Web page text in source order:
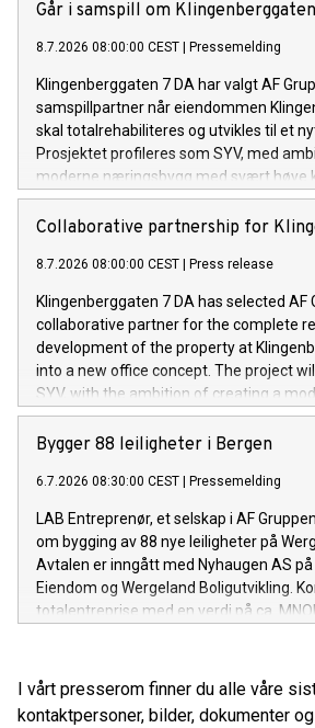
timeframe.
Går i samspill om
8.7.2026 08:00:00 CEST Pressemelding
Klingenberggaten 7 DA har valgt AF
samspillpartner når eiendommen
skal totalrehabiliteres og utvikles til et
Prosjektet profileres som SYV, med
moderne næringsbygg med svært høye
fleksibilitet og bærekraft.
Collaborative partnership for
8.7.2026 08:00:00 CEST Press release
Klingenberggaten 7 DA has selected AF
collaborative partner for the complete
development of the property at
into a new office concept. The project
SYV, with the ambition of creating a
building with exceptionally high
flexibility and sustainability.
Bygger 88 leiligheter i Bergen
6.7.2026 08:30:00 CEST Pressemelding
LAB Entreprenør, et selskap i AF
om bygging av 88 nye leiligheter på
Avtalen er inngått med Nyhaugen AS på
Eiendom og Wergeland Boligutvikling.
totalentreprise med en verdi på ca.
I vårt presserom finner du alle våre
kontaktpersoner, bilder, dokumenter